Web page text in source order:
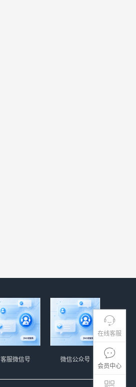
在线客服
会员中心
微信公众号
客服微信号